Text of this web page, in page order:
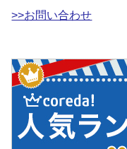
>>お問い合わせ